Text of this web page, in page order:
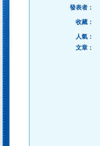
發表者：
收藏：
人氣：
文章：